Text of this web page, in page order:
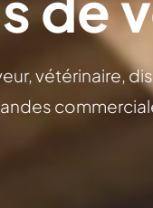
vétérinaire,